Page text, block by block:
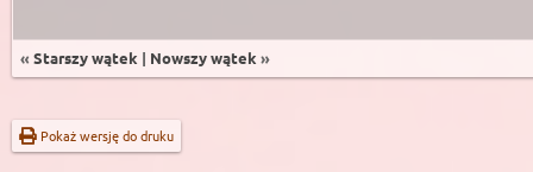
« Starszy wątek | Nowszy wątek »
Pokaż wersję do druku